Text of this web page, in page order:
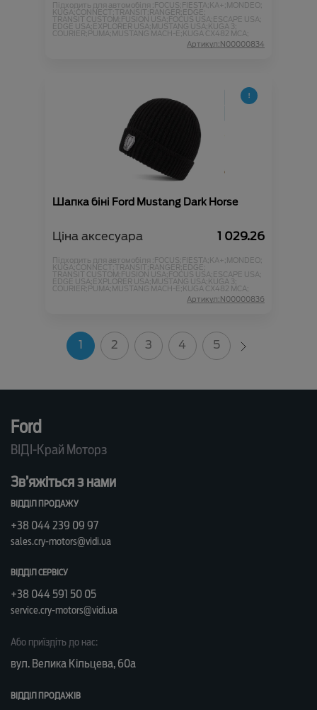
Підходить для автомобіля :FOCUS;FIESTA;KA+;MONDEO;
KUGA;CONNECT;TRANSIT;RANGER;EDGE;
TRANSIT CUSTOM;FUSION USA;FOCUS USA;ESCAPE USA;
EDGE USA;EXPLORER USA;MUSTANG USA;KUGA 3;
COURIER;PUMA;MUSTANG MACH-E;KUGA CX482 MCA;
Артикул:N00000834
Шапка біні Ford Mustang Dark Horse
Ціна аксесуара 1 029.26
Підходить для автомобіля :FOCUS;FIESTA;KA+;MONDEO;
KUGA;CONNECT;TRANSIT;RANGER;EDGE;
TRANSIT CUSTOM;FUSION USA;FOCUS USA;ESCAPE USA;
EDGE USA;EXPLORER USA;MUSTANG USA;KUGA 3;
COURIER;PUMA;MUSTANG MACH-E;KUGA CX482 MCA;
Артикул:N00000836
1 2 3 4 5
Ford
ВІДІ-Край Моторз
Зв’яжіться з нами
ВІДДІЛ ПРОДАЖУ
+38 044 239 09 97
sales.cry-motors@vidi.ua
ВІДДІЛ СЕРВІСУ
+38 044 591 50 05
service.cry-motors@vidi.ua
Або приїздіть до нас:
вул. Велика Кільцева, 60а
ВІДДІЛ ПРОДАЖІВ